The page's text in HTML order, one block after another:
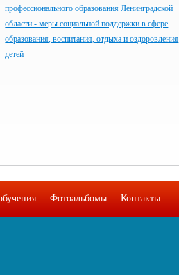
профессионального образования Ленинградской
области - меры социальной поддержки в сфере
образования, воспитания, отдыха и оздоровления
детей
Фотоальбомы Контакты